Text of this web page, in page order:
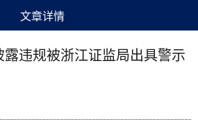
文章详情
露违规被浙江证监局出具警示